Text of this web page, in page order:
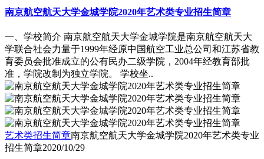
南京航空航天大学金城学院2020年艺术类专业招生简章
一、学校简介 南京航空航天大学金城学院是南京航空航天大
学联合社会力量于1999年经原中国航空工业总公司和江苏省教
育委员会批准成立的公有民办二级学院，2004年经教育部批
准，学院改制为独立学院。 学校坐..
艺术类招生简章南京航空航天大学金城学院2020年艺术类专业
招生简章2020/10/29